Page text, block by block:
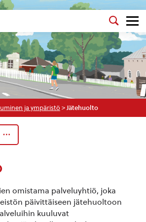
ja ympäristö >Jätehuolto
omistama palveluyhtiö, joka
päivittäiseen jätehuoltoon
kuuluvat